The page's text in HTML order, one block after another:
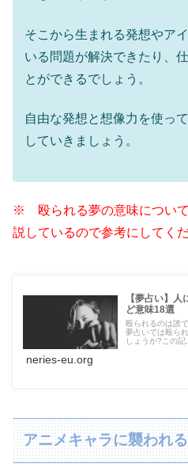
そこから生まれる発想やア
いる問題が解決できたり、
とができるでしょう。
自由な発想と想像力を使っ
していきましょう。
※ 殴られる夢の意味につい
説しているので参考にしてくだ
【夢占い】
ど意味18選
殴られるのは誰
夢占いでは殴ら
しょうか?この記
neries-eu.org
アニメキャラに襲われ